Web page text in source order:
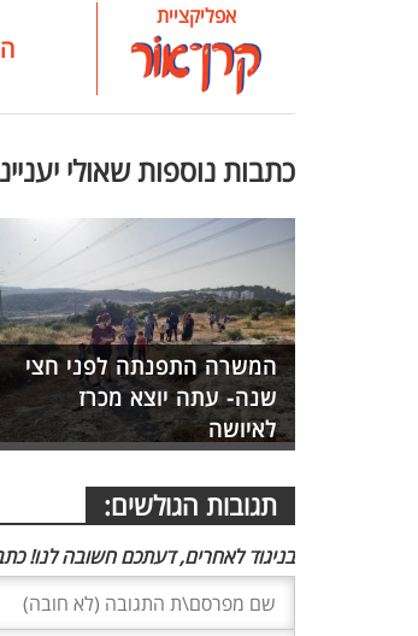
אפליקציית
כתבות נוספות שאולי
המשרה התפנתה לפני חצי
שנה- עתה יוצא מכרז
לאיושה
תגובות הגולשים:
בניגוד לאחרים, דעתכם חשובה לנו!